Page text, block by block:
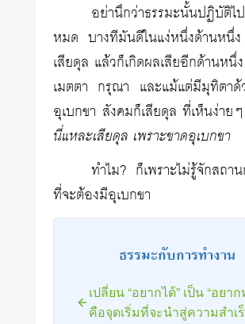
อย่านึกว่าธรรมะนั้นปฏิบัติไ
หมด บางทีมันดีในแง่หนึ่งด้านหนึ่
เสียดุล แล้วก็เกิดผลเสียอีกด้านหนึ่
เมตตา กรุณา และแม้แต่มีมุทิตา
อุเบกขา สังคมก็เสียดุล ที่เห็นง่ายๆ
นี่แหละเสียดุล เพราะขาดอุเบกขา
ทำไม? ก็เพราะไม่รู้จักสถ
ที่จะต้องมีอุเบกขา
ธรรมะกับการทำงาน
เปลี่ยน “อยากได้” เป็น “อยาก
คือจุดเริ่มที่จะนำสู่ความสำเ